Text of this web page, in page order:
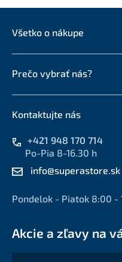
Všetko o nákupe
Prečo vybrať nás?
Kontaktujte nás
+421 948 170 714
Po-Pia 8-16.30 h
info@superastore.sk
Pondelok - Piatok 8:00 -
Akcie a zľavy na